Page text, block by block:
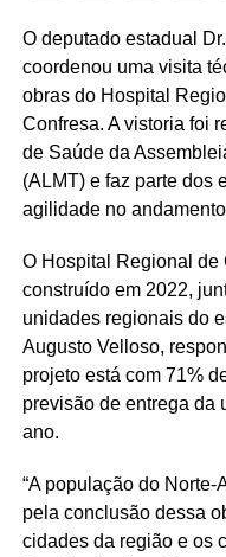
O deputado estadual
coordenou uma visita
obras do Hospital
Confresa. A vistoria foi
de Saúde da
(ALMT) e faz parte dos
agilidade no
O Hospital Regional de
construído em 2022,
unidades regionais do
Augusto Velloso,
projeto está com 71%
previsão de entrega da
ano.
“A população do
pela conclusão dessa
cidades da região e os